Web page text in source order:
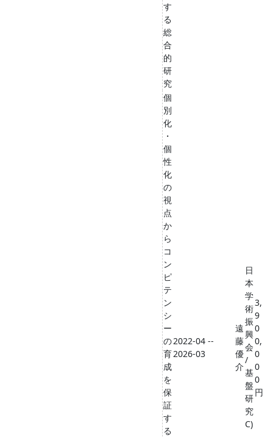
す
る
総
合
的
研
究
個
別
化
・
個
性
化
の
視
点
か
ら
コ
ン
ピ
テ
ン
シ
ー
の
育
成
を
保
証
す
る
2022-04 --
2026-03
遠
藤
優
介
日
本
学
術
振
興
会
/
基
盤
研
究
C)
3,
9
0
0,
0
0
0
円